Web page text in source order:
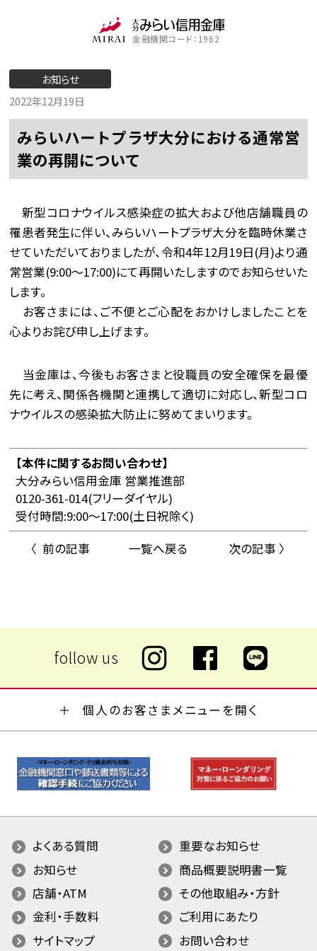
金融機関コード：1962
お知らせ
2022年12月19日
みらいハートプラザ大分における通常営
業の再開について
新型コロナウイルス感染症の拡大および他店舗職員の
罹患者発生に伴い、みらいハートプラザ大分を臨時休業さ
せていただいておりましたが、令和4年12月19日(月)より通
常営業(9:00～17:00)にて再開いたしますのでお知らせいた
します。
お客さまには、ご不便とご心配をおかけしましたことを
心よりお詫び申し上げます。
当金庫は、今後もお客さまと役職員の安全確保を最優
先に考え、関係各機関と連携して適切に対応し、新型コロ
ナウイルスの感染拡大防止に努めてまいります。
【本件に関するお問い合わせ】
大分みらい信用金庫 営業推進部
0120-361-014(フリーダイヤル)
受付時間:9:00〜17:00(土日祝除く)
〈 前の記事
一覧へ戻る 次の記事 〉
個人のお客さまメニューを開く
よくある質問
重要なお知らせ
お知らせ
商品概要説明書一覧
店舗・ATM
その他取組み・方針
金利・手数料
ご利用にあたり
サイトマップ
お問い合わせ